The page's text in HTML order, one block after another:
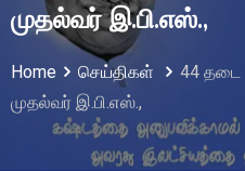
முதல்வர் இ.பி.எஸ்.,
Home செய்திகள்
44 தடை
முதல்வர் இ.பி.எஸ்.,